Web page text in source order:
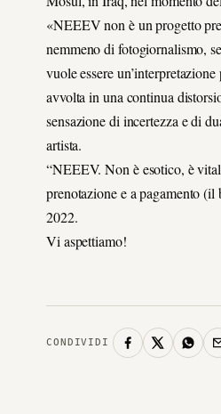
«NEEEV non è un progetto
nemmeno di fotogiornalismo,
vuole essere
avvolta in una continua
sensazione di incertezza e di
artista.
“NEEEV. Non è esotico, è
prenotazione e a pagamento
2022.
Vi aspettiamo!
CONDIVIDI